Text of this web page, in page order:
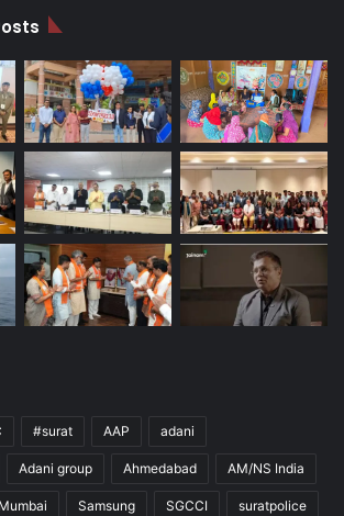
#surat AAP adani
Adani group Ahmedabad AM/NS India
Mumbai Samsung SGCCI suratpolice